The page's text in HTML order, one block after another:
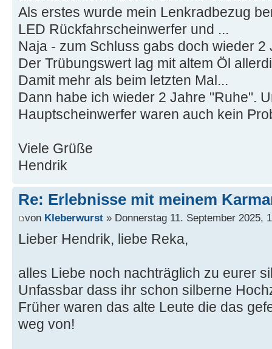
Als erstes wurde mein Lenkradbezug
LED Rückfahrscheinwerfer und ...
Naja - zum Schluss gabs doch wieder
Der Trübungswert lag mit altem Öl
Damit mehr als beim letzten Mal...
Dann habe ich wieder 2 Jahre "Ruhe".
Hauptscheinwerfer waren auch kein
Viele Grüße
Hendrik
Re: Erlebnisse mit meinem
von Kleberwurst » Donnerstag 11. September 2025,
Lieber Hendrik, liebe Reka,
alles Liebe noch nachträglich zu eurer
Unfassbar dass ihr schon silberne
Früher waren das alte Leute die das
weg von!